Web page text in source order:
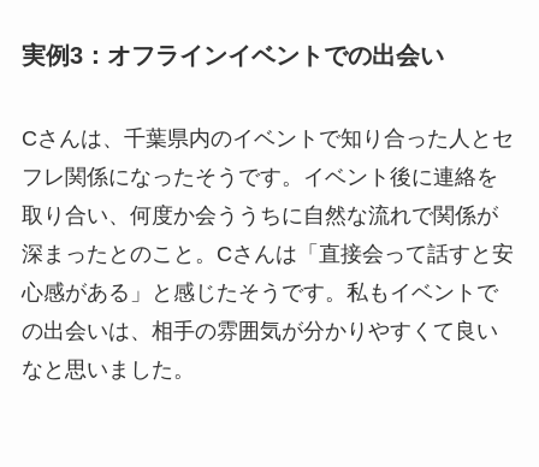
実例3：オフラインイベントでの出会い
Cさんは、千葉県内のイベントで知り合った人とセ
フレ関係になったそうです。イベント後に連絡を
取り合い、何度か会ううちに自然な流れで関係が
深まったとのこと。Cさんは「直接会って話すと安
心感がある」と感じたそうです。私もイベントで
の出会いは、相手の雰囲気が分かりやすくて良い
なと思いました。